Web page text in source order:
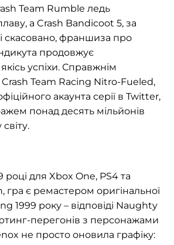
Team Rumble ледь
а Crash Bandicoot 5, за
скасовано, франшиза про
продовжує
успіхи. Справжнім
Team Racing Nitro-Fueled,
акаунта серії в Twitter,
понад десять мільйонів
для Xbox One, PS4 та
є ремастером оригінальної
1999 року – відповіді Naughty
перегонів з персонажами
не просто оновила графіку: